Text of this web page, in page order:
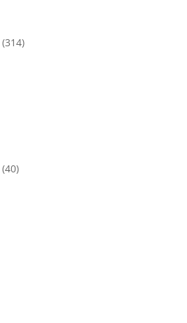
(314)
(40)